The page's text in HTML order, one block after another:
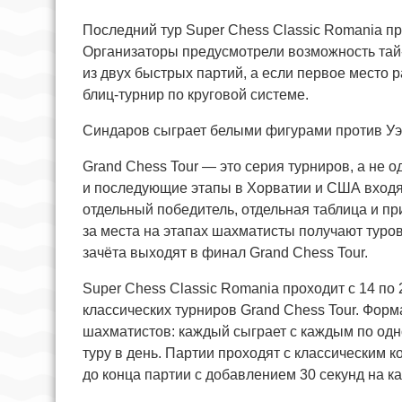
Последний тур Super Chess Classic Romania
Организаторы предусмотрели возможность
из двух быстрых партий, а если первое место
блиц-турнир по круговой системе.
Синдаров сыграет белыми фигурами против
Grand Chess Tour — это серия турниров, а не
и последующие этапы в Хорватии и США
отдельный победитель, отдельная таблица и
за места на этапах шахматисты получают
зачёта выходят в финал Grand Chess Tour.
Super Chess Classic Romania проходит с 14
классических турниров Grand Chess Tour.
шахматистов: каждый сыграет с каждым по
туру в день. Партии проходят с
до конца партии с добавлением 30 секунд на